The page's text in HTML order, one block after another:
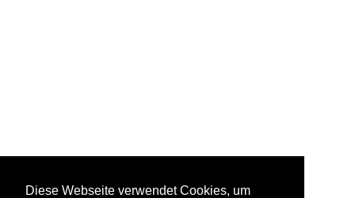
Diese Webseite verwendet Cookies, um